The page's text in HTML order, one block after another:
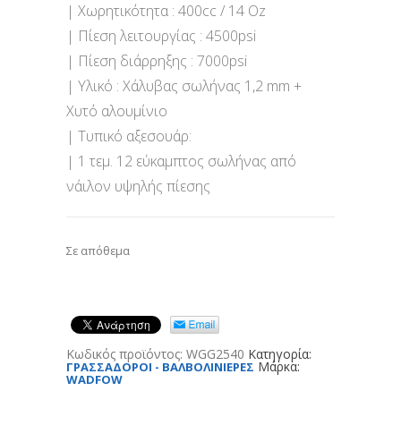
| Χωρητικότητα : 400cc / 14 Οz
| Πίεση λειτουργίας : 4500psi
| Πίεση διάρρηξης : 7000psi
| Υλικό : Χάλυβας σωλήνας 1,2 mm +
Χυτό αλουμίνιο
| Τυπικό αξεσουάρ:
| 1 τεμ. 12 εύκαμπτος σωλήνας από
νάιλον υψηλής πίεσης
Σε απόθεμα
Κωδικός προϊόντος: WGG2540 Κατηγορία:
ΓΡΑΣΣΑΔΟΡΟΙ - ΒΑΛΒΟΛΙΝΙΕΡΕΣ Μάρκα:
WADFOW